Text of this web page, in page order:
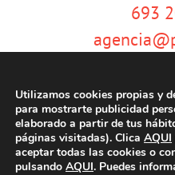
693
Utilizamos cookies propias y
para mostrarte publicidad
elaborado a partir de tus
páginas visitadas). Clica AQUI
aceptar todas las cookies o
pulsando AQUI. Puedes